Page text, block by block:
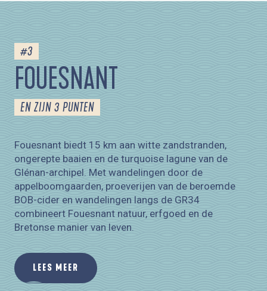
#3
FOUESNANT
EN ZIJN 3 PUNTEN
Fouesnant biedt 15 km aan witte zandstranden,
ongerepte baaien en de turquoise lagune van de
Glénan-archipel. Met wandelingen door de
appelboomgaarden, proeverijen van de beroemde
BOB-cider en wandelingen langs de GR34
combineert Fouesnant natuur, erfgoed en de
Bretonse manier van leven.
LEES MEER